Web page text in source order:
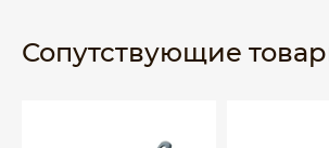
Сопутствующие